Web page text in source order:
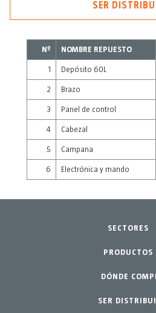
SER
Nº NOMBRE REPUESTO
1 Depósito 60L
2 Brazo
3 Panel de control
4 Cabezal
5 Campana
6 Electrónica y mando
SECTORES
Agricultura-
Jardinería
Jardín-
PRODUCTOS
Equipos
Accesorios
DÓNDE
SER